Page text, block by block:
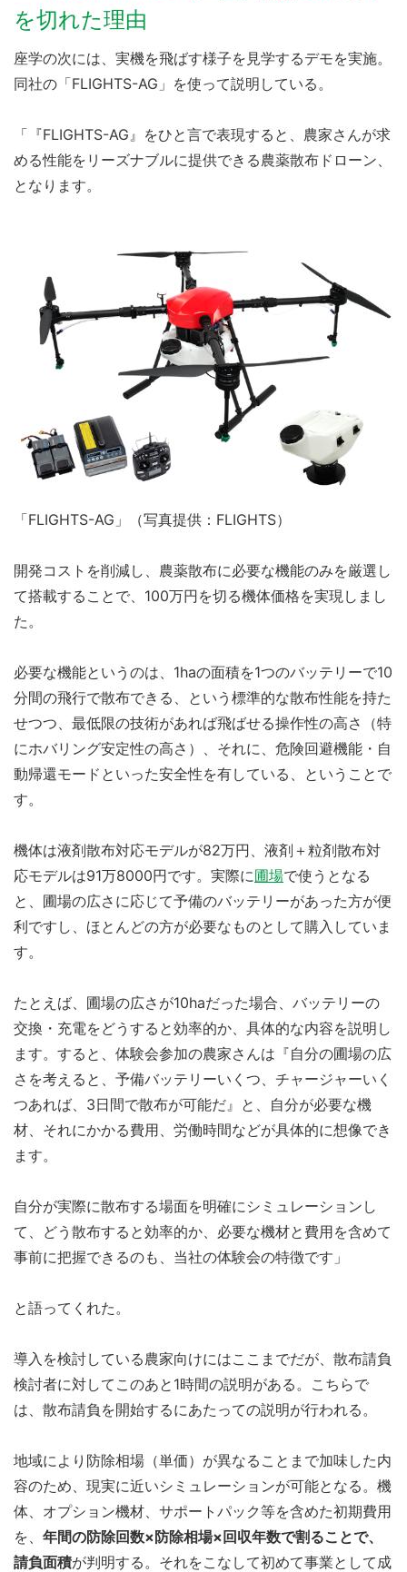
を切れた理由
座学の次には、実機を飛ばす様子を見学するデモを実施。
同社の「FLIGHTS-AG」を使って説明している。
「『FLIGHTS-AG』をひと言で表現すると、農家さんが求
める性能をリーズナブルに提供できる農薬散布ドローン、
となります。
「FLIGHTS-AG」（写真提供：FLIGHTS）
開発コストを削減し、農薬散布に必要な機能のみを厳選し
て搭載することで、100万円を切る機体価格を実現しまし
た。
必要な機能というのは、1haの面積を1つのバッテリーで10
分間の飛行で散布できる、という標準的な散布性能を持た
せつつ、最低限の技術があれば飛ばせる操作性の高さ（特
にホバリング安定性の高さ）、それに、危険回避機能・自
動帰還モードといった安全性を有している、ということで
す。
機体は液剤散布対応モデルが82万円、液剤＋粒剤散布対
応モデルは91万8000円です。実際に圃場で使うとなる
と、圃場の広さに応じて予備のバッテリーがあった方が便
利ですし、ほとんどの方が必要なものとして購入していま
す。
たとえば、圃場の広さが10haだった場合、バッテリーの
交換・充電をどうすると効率的か、具体的な内容を説明し
ます。すると、体験会参加の農家さんは『自分の圃場の広
さを考えると、予備バッテリーいくつ、チャージャーいく
つあれば、3日間で散布が可能だ』と、自分が必要な機
材、それにかかる費用、労働時間などが具体的に想像でき
ます。
自分が実際に散布する場面を明確にシミュレーションし
て、どう散布すると効率的か、必要な機材と費用を含めて
事前に把握できるのも、当社の体験会の特徴です」
と語ってくれた。
導入を検討している農家向けにはここまでだが、散布請負
検討者に対してこのあと1時間の説明がある。こちらで
は、散布請負を開始するにあたっての説明が行われる。
地域により防除相場（単価）が異なることまで加味した内
容のため、現実に近いシミュレーションが可能となる。機
体、オプション機材、サポートパック等を含めた初期費用
を、 年間の防除回数×防除相場×回収年数で割ることで、
請負面積が判明する。それをこなして初めて事業として成